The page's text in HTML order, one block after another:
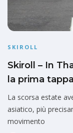
SKIROLL
Skiroll – In
la prima
La scorsa estate
asiatico, più
movimento